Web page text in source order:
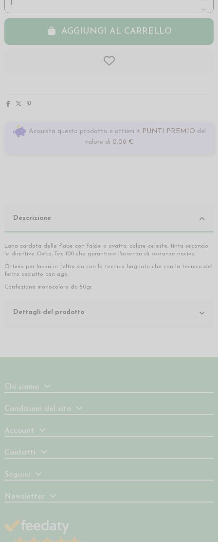
AGGIUNGI AL CARRELLO
Acquista questo prodotto e ottieni 4 PUNTI PREMIO del
valore di 0,08 €
Descrizione
Lana cardata delle fiabe con falde a ovatta, colore celeste, tinta secondo
le direttive Oeko-Tex 100 che garantisce l'assenza di sostanze nocive.
Ottima per lavori in feltro sia con la tecnica bagnata che con la tecnica del
feltro asciutto con ago.
Confezione monocolore da 50gr.
Dettagli del prodotto
Chi siamo
Condizioni del sito
Account
Contatti
Seguici
Newsletter